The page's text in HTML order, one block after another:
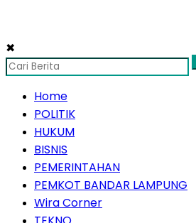
✖
Home
POLITIK
HUKUM
BISNIS
PEMERINTAHAN
PEMKOT BANDAR LAMPUNG
Wira Corner